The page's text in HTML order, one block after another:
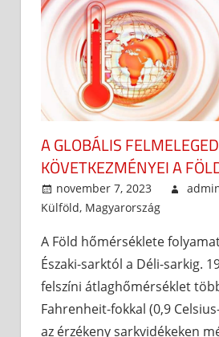
A GLOBÁLIS
KÖVETKEZMÉNYEI A
november 7, 2023
Külföld, Magyarország
A Föld hőmérséklete
Északi-sarktól a Déli-sarkig.
felszíni átlaghőmérséklet
Fahrenheit-fokkal (0,9
az érzékeny sarkvidékeken